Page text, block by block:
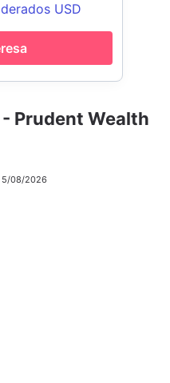
Prudent Wealth
5/08/2026
USD